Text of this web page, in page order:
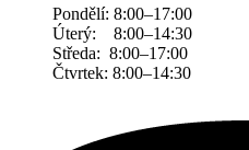
Pondělí: 8:00–17:00
Úterý: 8:00–14:30
Středa: 8:00–17:00
Čtvrtek: 8:00–14:30